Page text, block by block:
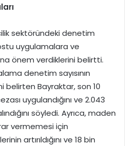
sektöründeki denetim
uygulamalara ve
önem verdiklerini belirtti.
denetim sayısının
belirten Bayraktar, son 10
uygulandığını ve 2.043
söyledi. Ayrıca, maden
vermemesi için
artırıldığını ve 18 bin